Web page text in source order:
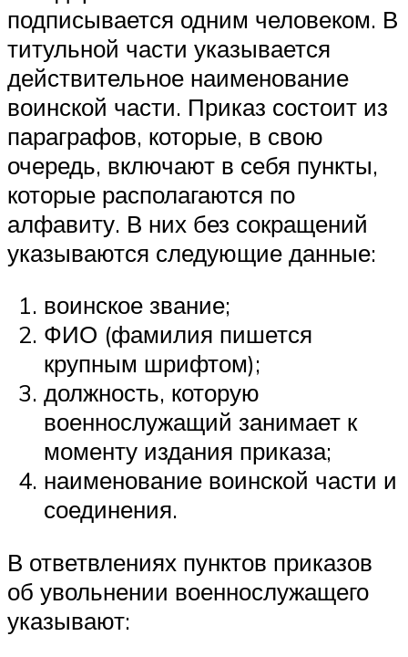
подписывается одним человеком. В
титульной части указывается
действительное наименование
воинской части. Приказ состоит из
параграфов, которые, в свою
очередь, включают в себя пункты,
которые располагаются по
алфавиту. В них без сокращений
указываются следующие данные:
воинское звание;
ФИО (фамилия пишется
крупным шрифтом);
должность, которую
военнослужащий занимает к
моменту издания приказа;
наименование воинской части и
соединения.
В ответвлениях пунктов приказов
об увольнении военнослужащего
указывают: